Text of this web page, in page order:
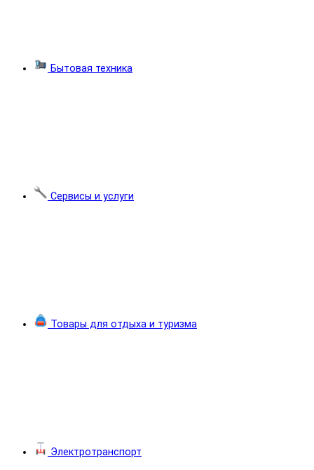
Бытовая техника
Сервисы и услуги
Товары для отдыха и туризма
Электротранспорт